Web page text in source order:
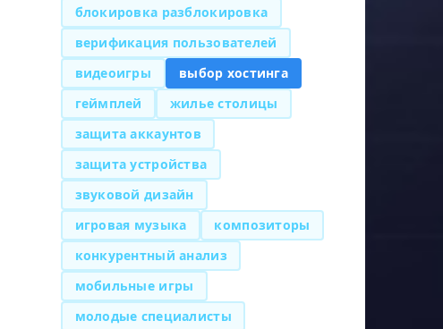
блокировка разблокировка
верификация пользователей
видеоигры
выбор хостинга
геймплей
жилье столицы
защита аккаунтов
защита устройства
звуковой дизайн
игровая музыка
композиторы
конкурентный анализ
мобильные игры
молодые специалисты